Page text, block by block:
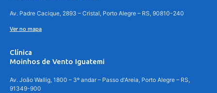
Av. Padre Cacique, 2893 – Cristal, Porto Alegre – RS, 90810-240
Ver no mapa
Clínica
Moinhos de Vento Iguatemi
Av. João Wallig, 1800 – 3º andar – Passo d'Areia, Porto Alegre – RS,
91349-900